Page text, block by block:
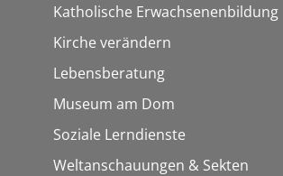
Katholische Erwachsenenbildung
Kirche verändern
Lebensberatung
Museum am Dom
Soziale Lerndienste
Weltanschauungen & Sekten